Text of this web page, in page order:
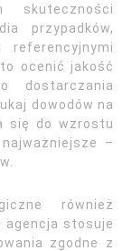
skuteczności
przypadków,
ocenić jakość
dowodów na
się do wzrostu
–
również
agencja stosuje
zgodne z